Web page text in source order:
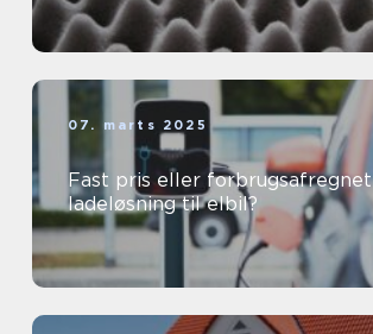
07. marts 2025
Fast pris eller forbrugsafregnet
ladeløsning til elbil?